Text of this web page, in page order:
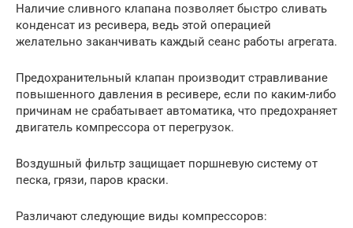
Наличие сливного клапана позволяет быстро сливать
конденсат из ресивера, ведь этой операцией
желательно заканчивать каждый сеанс работы агрегата.
Предохранительный клапан производит стравливание
повышенного давления в ресивере, если по каким-либо
причинам не срабатывает автоматика, что предохраняет
двигатель компрессора от перегрузок.
Воздушный фильтр защищает поршневую систему от
песка, грязи, паров краски.
Различают следующие виды компрессоров: